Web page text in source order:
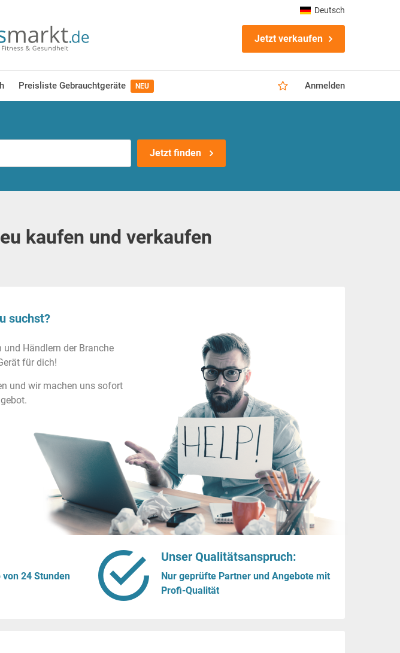
Jetzt verkaufen
Preisliste Gebrauchtgeräte NEU Anmelden
Deutsch
Jetzt finden
kaufen und verkaufen
suchst?
Händlern der Branche
für dich!
und wir machen uns sofort
24 Stunden
Unser Qualitätsanspruch:
Nur geprüfte Partner und Angebote mit
Profi-Qualität